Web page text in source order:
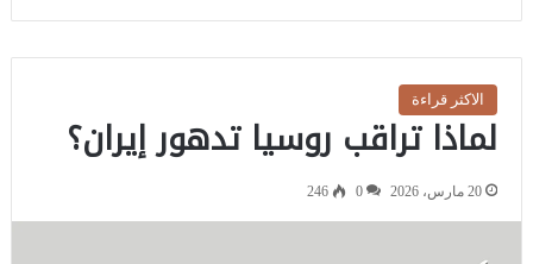
الاكثر قراءة
لماذا تراقب روسيا تدهور إيران؟
20 مارس، 2026 0
246